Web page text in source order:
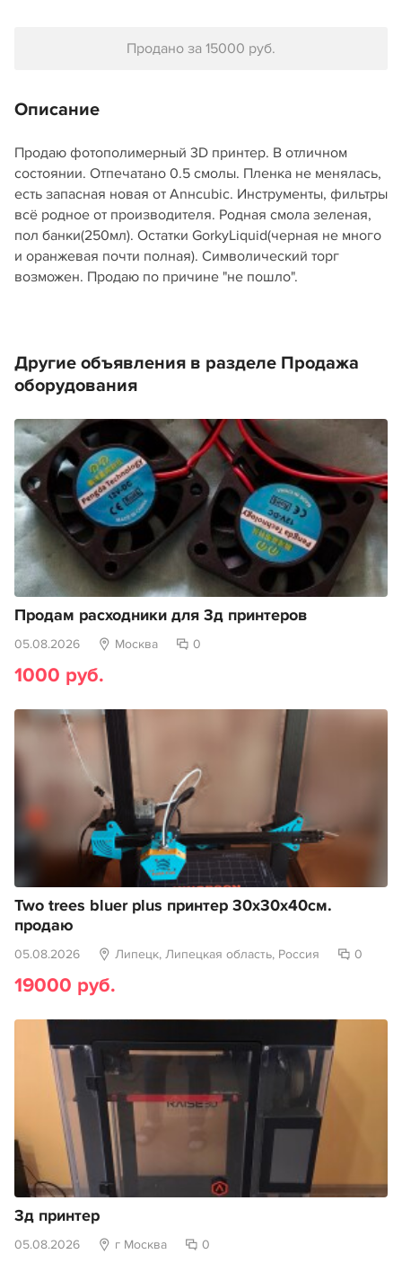
Продано за 15000 руб.
Описание
Продаю фотополимерный 3D принтер. В отличном
состоянии. Отпечатано 0.5 смолы. Пленка не менялась,
есть запасная новая от Anнcubic. Инструменты, фильтры
всё родное от производителя. Родная смола зеленая,
пол банки(250мл). Остатки GorkyLiquid(черная не много
и оранжевая почти полная). Символический торг
возможен. Продаю по причине "не пошло".
Другие объявления в разделе Продажа
оборудования
Продам расходники для 3д принтеров
05.08.2026 Москва 0
1000 руб.
Two trees bluer plus принтер 30х30х40см.
продаю
05.08.2026 Липецк, Липецкая область, Россия 0
19000 руб.
3д принтер
05.08.2026 г Москва 0